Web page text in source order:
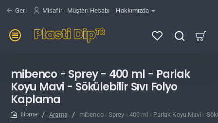
Geri Misafir - Müşteri Hesabı Hakkımızda
mibenco - Sprey - 400 ml - Parlak
Koyu Mavi - Sökülebilir Sıvı Folyo
Kaplama
Arama mibenco - Sprey - 400 ml - Parlak Koyu Mavi -